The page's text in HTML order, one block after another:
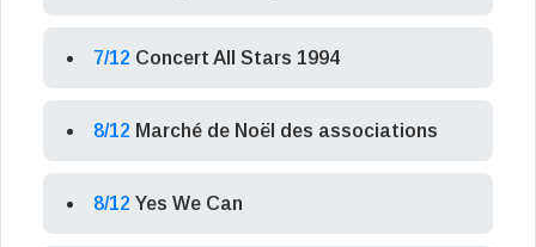
7/12 Concert All Stars 1994
8/12 Marché de Noël des associations
8/12 Yes We Can